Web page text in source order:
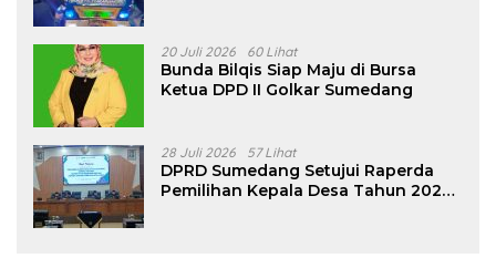
20 Juli 2026 60 Lihat
Bunda Bilqis Siap Maju di Bursa
Ketua DPD II Golkar Sumedang
28 Juli 2026 57 Lihat
DPRD Sumedang Setujui Raperda
Pemilihan Kepala Desa Tahun 2026